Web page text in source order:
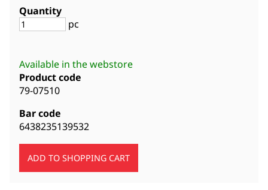
Quantity
pc
Available in the webstore
Product code
79-07510
Bar code
6438235139532